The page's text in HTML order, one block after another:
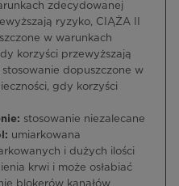
zdecydowanej
ryzyko, CIĄŻA II
w warunkach
korzyści przewyższają
stosowanie dopuszczone w
gdy korzyści
stosowanie niezalecane
umiarkowana
i dużych ilości
krwi i może osłabiać